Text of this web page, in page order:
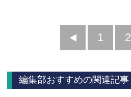
前
1 2
編集部おすすめの関連記事